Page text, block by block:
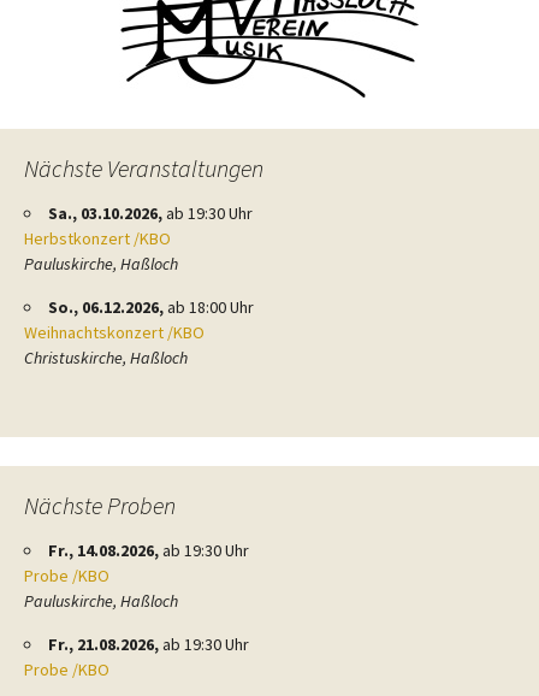
Nächste Veranstaltungen
Sa., 03.10.2026,ab 19:30 Uhr
Herbstkonzert /KBO
Pauluskirche, Haßloch
So., 06.12.2026,ab 18:00 Uhr
Weihnachtskonzert /KBO
Christuskirche, Haßloch
Nächste Proben
Fr., 14.08.2026,ab 19:30 Uhr
Probe /KBO
Pauluskirche, Haßloch
Fr., 21.08.2026,ab 19:30 Uhr
Probe /KBO